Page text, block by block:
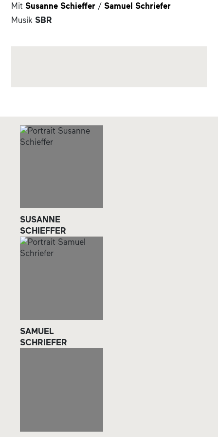
Mit Susanne Schieffer / Samuel Schriefer
Musik SBR
SUSANNE
SCHIEFFER
SAMUEL
SCHRIEFER